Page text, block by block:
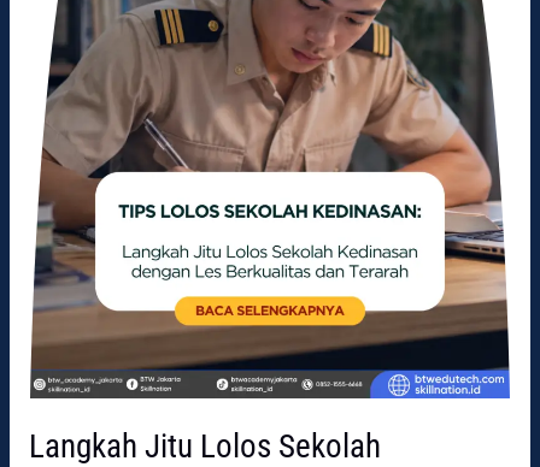
Langkah Jitu Lolos Sekolah
Berkualitas
dan
Terarah